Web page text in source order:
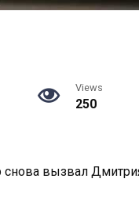
Views
250
вызвал